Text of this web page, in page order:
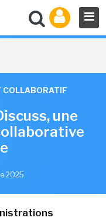
COLLABORATIF
une
2025